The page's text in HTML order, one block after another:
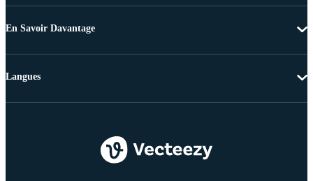
En Savoir Davantage
Langues